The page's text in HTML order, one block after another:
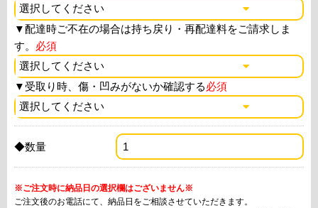
▼配達時ご不在の場合は持ち戻り・再配達料をご請求しま
す。 必須
▼ 受取り時、傷・凹みがないか確認する必須
◆数量
※ご注文時に納品日の選択欄はございません※
ご注文後のお電話にて、納品日をご相談させていただきます。